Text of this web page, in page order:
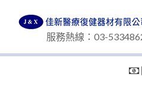
佳新醫療復健器材
服務熱線：03-